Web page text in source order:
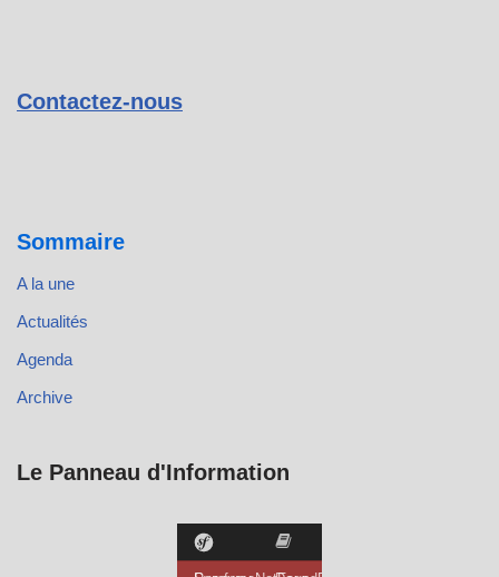
Contactez-nous
Sommaire
A la une
Actualités
Agenda
Archive
Le Panneau d'Information